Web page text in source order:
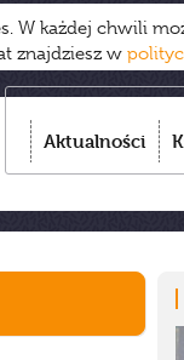
W każdej chwili
znajdziesz w
Aktualności